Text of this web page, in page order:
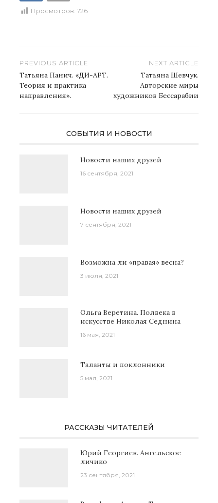
Просмотров: 726
Навигация
записям
PREVIOUS ARTICLE
Татьяна Панич. «ДИ-АРТ.
Теория и практика
направления».
NEXT ARTICLE
Татьяна Шевчук.
Авторские миры
художников Бессарабии
СОБЫТИЯ И НОВОСТИ
Новости наших друзей
16 сентября, 2021
Новости наших друзей
7 сентября, 2021
Возможна ли «правая» весна?
3 июля, 2021
Ольга Веретина. Полвека в
искусстве Николая Седнина
16 мая, 2021
Таланты и поклонники
5 мая, 2021
РАССКАЗЫ ЧИТАТЕЛЕЙ
Юрий Георгиев. Ангельское
личико
23 сентября, 2021